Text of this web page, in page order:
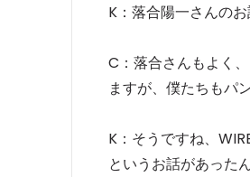
K：落合陽一さんの
C：落合さんもよく
ますが、僕たちもパ
K：そうですね、
というお話があった